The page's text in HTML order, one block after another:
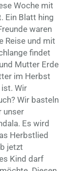
Woche mit
Ein Blatt hing
waren
Reise und mit
findet
Mutter Erde
im Herbst
Wir
Wir basteln
unser
Es wird
Herbstlied
jetzt
Kind darf